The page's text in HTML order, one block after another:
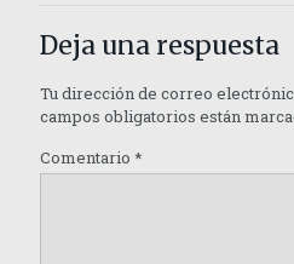
Deja una respuesta
Tu dirección de correo
campos obligatorios están
Comentario *